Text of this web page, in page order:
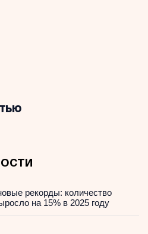
рекорды: количество
на 15% в 2025 году